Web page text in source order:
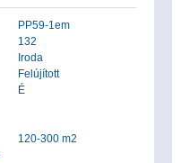
PP59-1em
132
Iroda
Felújított
É
120-300 m2